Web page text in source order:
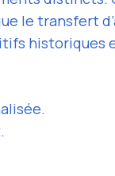
le transfert
historiques